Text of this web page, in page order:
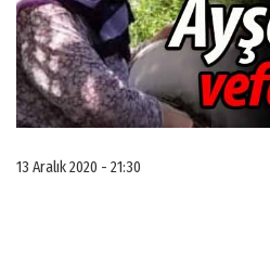
13 Aralık 2020 - 21:30